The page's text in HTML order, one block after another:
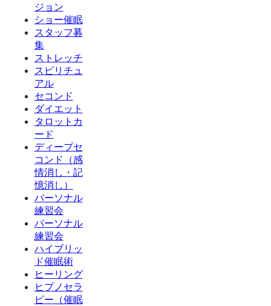
ジョン
ショー催眠
スタッフ募
集
ストレッチ
スピリチュ
アル
セコンド
ダイエット
タロットカ
ード
ディープセ
コンド（感
情消し・記
憶消し）
パーソナル
練習会
パーソナル
練習会
ハイブリッ
ド催眠術
ヒーリング
ヒプノセラ
ピー（催眠